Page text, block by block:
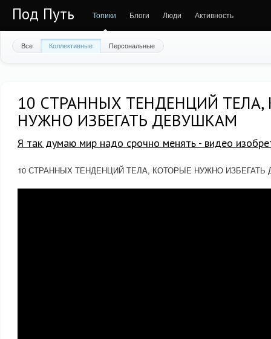
Под Путь Топики Блоги Люди Активность
Все Коллективные Персональные
10 СТРАННЫХ ТЕНДЕНЦИЙ ТЕЛА,
НУЖНО ИЗБЕГАТЬ ДЕВУШКАМ
Я так думаю мир надо срочно менять - видео
10 СТРАННЫХ ТЕНДЕНЦИЙ ТЕЛА, КОТОРЫЕ НУЖНО ИЗБЕГАТЬ